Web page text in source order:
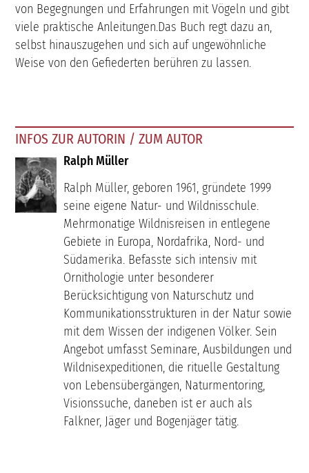
von Begegnungen und Erfahrungen mit Vögeln und gibt
viele praktische Anleitungen.Das Buch regt dazu an,
selbst hinauszugehen und sich auf ungewöhnliche
Weise von den Gefiederten berühren zu lassen.
INFOS ZUR AUTORIN / ZUM AUTOR
Ralph Müller
Ralph Müller, geboren 1961, gründete 1999
seine eigene Natur- und Wildnisschule.
Mehrmonatige Wildnisreisen in entlegene
Gebiete in Europa, Nordafrika, Nord- und
Südamerika. Befasste sich intensiv mit
Ornithologie unter besonderer
Berücksichtigung von Naturschutz und
Kommunikationsstrukturen in der Natur sowie
mit dem Wissen der indigenen Völker. Sein
Angebot umfasst Seminare, Ausbildungen und
Wildnisexpeditionen, die rituelle Gestaltung
von Lebensübergängen, Naturmentoring,
Visionssuche, daneben ist er auch als
Falkner, Jäger und Bogenjäger tätig.